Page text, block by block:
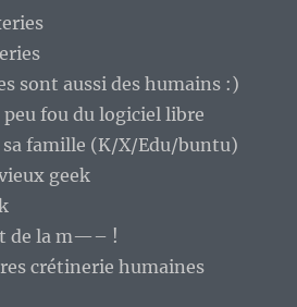
sont aussi des humains :)
fou du logiciel libre
famille (K/X/Edu/buntu)
geek
de la m—– !
crétinerie humaines